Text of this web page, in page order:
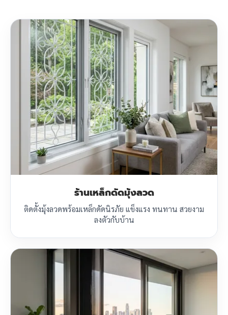
ร้านเหล็กดัดมุ้งลวด
ติดตั้งมุ้งลวดพร้อมเหล็กดัดนิรภัย แข็งแรง ทนทาน สวยงาม
ลงตัวกับบ้าน